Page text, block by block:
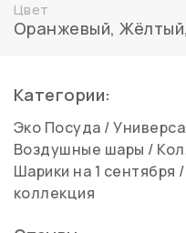
Цвет
Оранжевый,Жёлтый
Категории:
Эко Посуда /
Воздушные шары /
Шарики на 1 сентября /
коллекция